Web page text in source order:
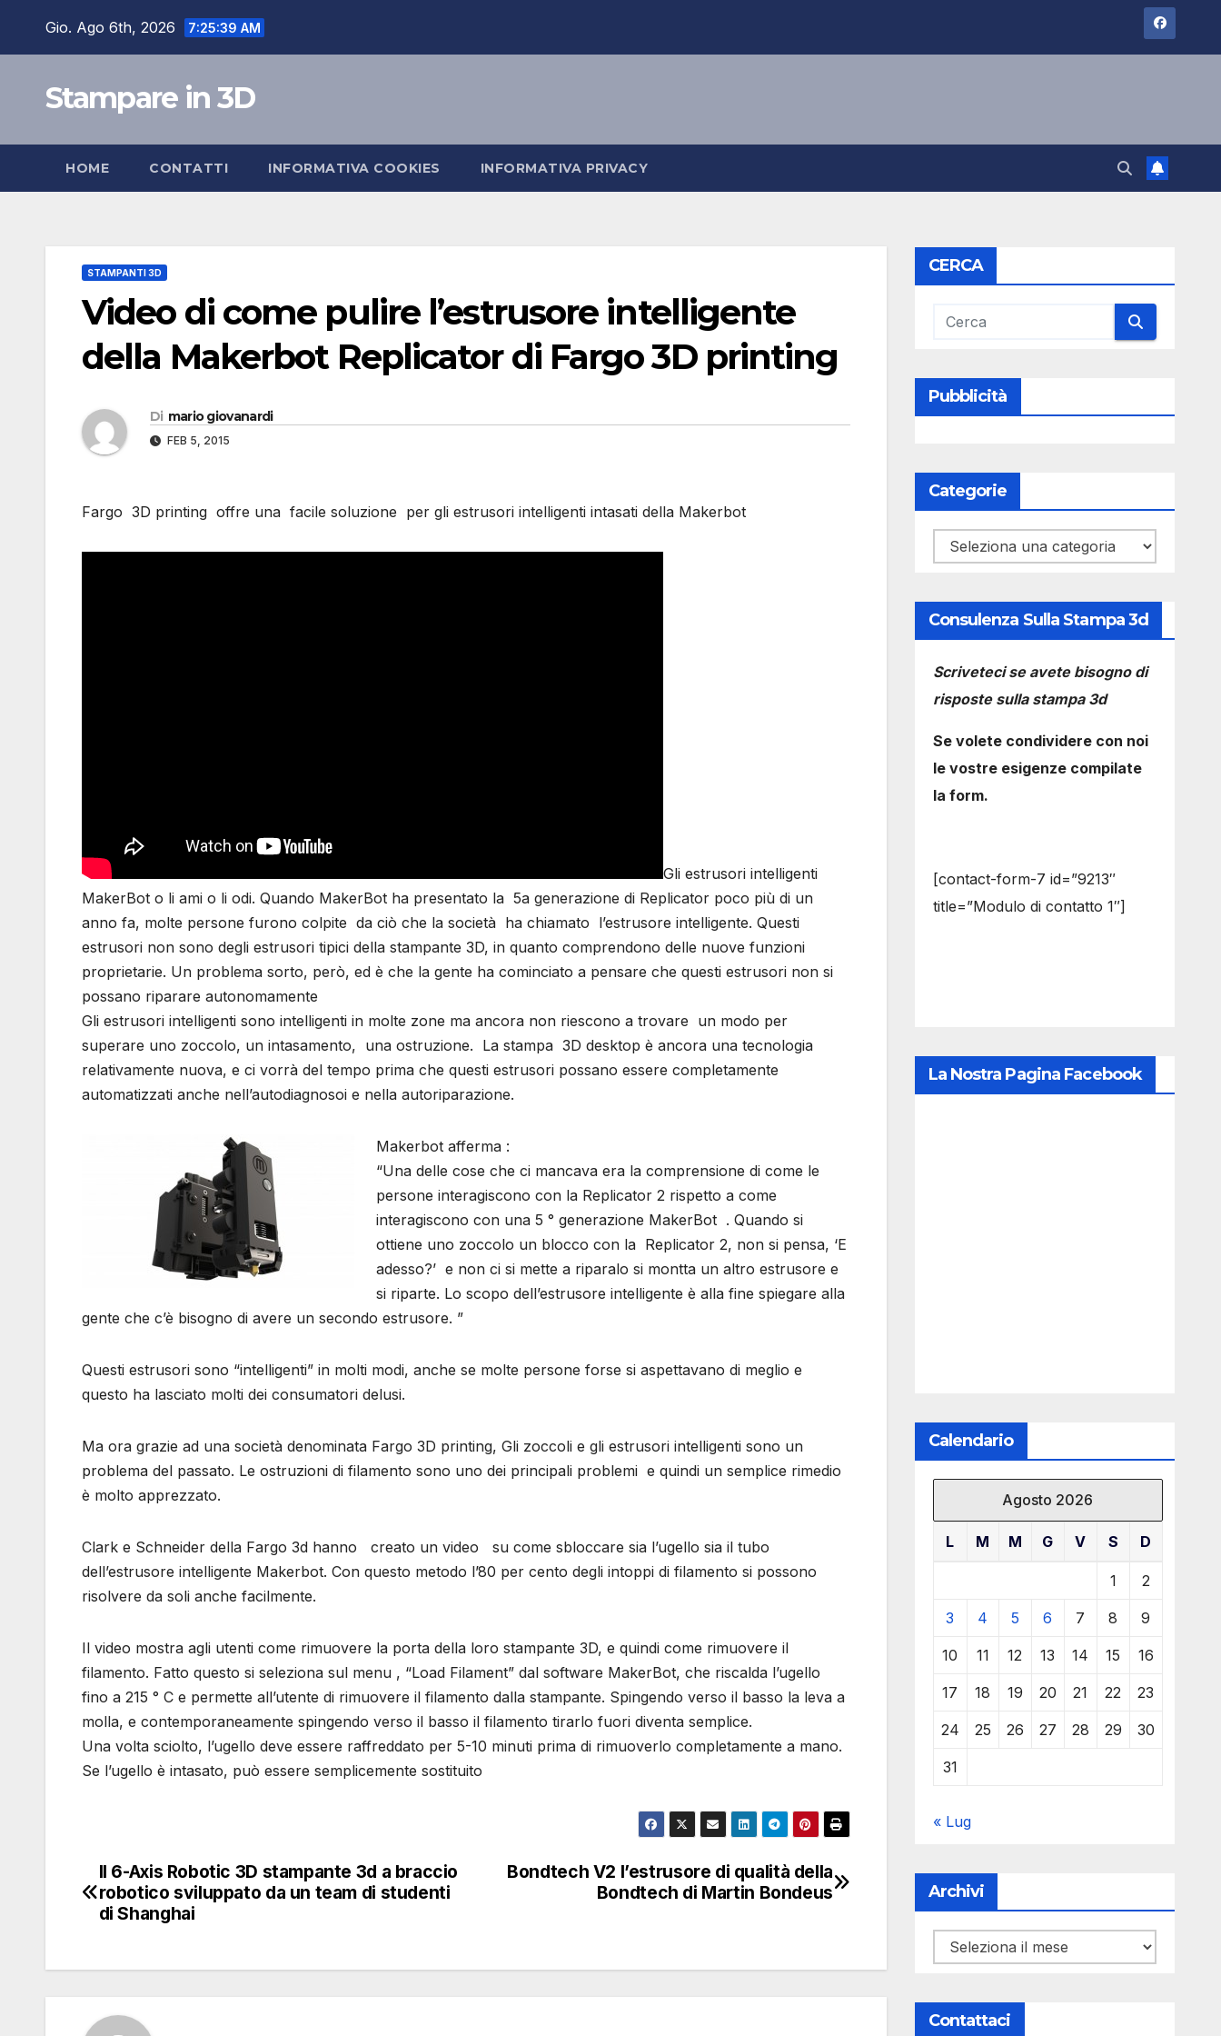
Gio. Ago 6th, 2026 7:25:39 AM
Stampare in 3D
HOME CONTATTI INFORMATIVA COOKIES INFORMATIVA PRIVACY
STAMPANTI 3D
Video di come pulire l’estrusore intelligente
della Makerbot Replicator di Fargo 3D printing
Di mario giovanardi
FEB 5, 2015
Fargo 3D printing offre una facile soluzione per gli estrusori intelligenti intasati della Makerbot
Gli estrusori intelligenti
MakerBot o li ami o li odi. Quando MakerBot ha presentato la 5a generazione di Replicator poco più di un
anno fa, molte persone furono colpite da ciò che la società ha chiamato l’estrusore intelligente. Questi
estrusori non sono degli estrusori tipici della stampante 3D, in quanto comprendono delle nuove funzioni
proprietarie. Un problema sorto, però, ed è che la gente ha cominciato a pensare che questi estrusori non si
possano riparare autonomamente
Gli estrusori intelligenti sono intelligenti in molte zone ma ancora non riescono a trovare un modo per
superare uno zoccolo, un intasamento, una ostruzione. La stampa 3D desktop è ancora una tecnologia
relativamente nuova, e ci vorrà del tempo prima che questi estrusori possano essere completamente
automatizzati anche nell’autodiagnosoi e nella autoriparazione.
Makerbot afferma :
“Una delle cose che ci mancava era la comprensione di come le
persone interagiscono con la Replicator 2 rispetto a come
interagiscono con una 5 ° generazione MakerBot . Quando si
ottiene uno zoccolo un blocco con la Replicator 2, non si pensa, ‘E
adesso?’ e non ci si mette a riparalo si montta un altro estrusore e
si riparte. Lo scopo dell’estrusore intelligente è alla fine spiegare alla
gente che c’è bisogno di avere un secondo estrusore. ”
Questi estrusori sono “intelligenti” in molti modi, anche se molte persone forse si aspettavano di meglio e
questo ha lasciato molti dei consumatori delusi.
Ma ora grazie ad una società denominata Fargo 3D printing, Gli zoccoli e gli estrusori intelligenti sono un
problema del passato. Le ostruzioni di filamento sono uno dei principali problemi e quindi un semplice rimedio
è molto apprezzato.
Clark e Schneider della Fargo 3d hanno creato un video su come sbloccare sia l’ugello sia il tubo
dell’estrusore intelligente Makerbot. Con questo metodo l’80 per cento degli intoppi di filamento si possono
risolvere da soli anche facilmente.
Il video mostra agli utenti come rimuovere la porta della loro stampante 3D, e quindi come rimuovere il
filamento. Fatto questo si seleziona sul menu , “Load Filament” dal software MakerBot, che riscalda l’ugello
fino a 215 ° C e permette all’utente di rimuovere il filamento dalla stampante. Spingendo verso il basso la leva a
molla, e contemporaneamente spingendo verso il basso il filamento tirarlo fuori diventa semplice.
Una volta sciolto, l’ugello deve essere raffreddato per 5-10 minuti prima di rimuoverlo completamente a mano.
Se l’ugello è intasato, può essere semplicemente sostituito
Navigazione
articoli
Bondtech V2 l’estrusore di qualità della
Bondtech di Martin Bondeus
Il 6-Axis Robotic 3D stampante 3d a braccio
robotico sviluppato da un team di studenti
di Shanghai
CERCA
Pubblicità
Categorie
Categorie
Consulenza Sulla Stampa 3d
Scriveteci se avete bisogno di
risposte sulla stampa 3d
Se volete condividere con noi
le vostre esigenze compilate
la form.
[contact-form-7 id=”9213″
title=”Modulo di contatto 1″]
La Nostra Pagina Facebook
Calendario
Agosto 2026
L M M G V S D
1 2
3 4 5 6 7 8 9
10 11 12 13 14 15 16
17 18 19 20 21 22 23
24 25 26 27 28 29 30
31
« Lug
Archivi
Archivi
Contattaci